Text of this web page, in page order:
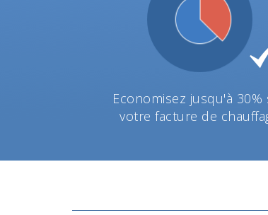
Economisez jusqu'à 30%
votre facture de